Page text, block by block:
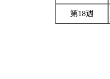
第18週